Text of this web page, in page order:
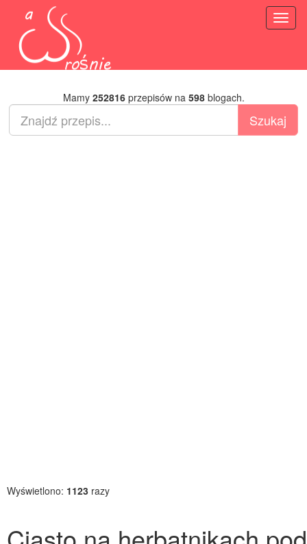
Mamy 252816przepisów na 598blogach.
Wyświetlono: 1123 razy